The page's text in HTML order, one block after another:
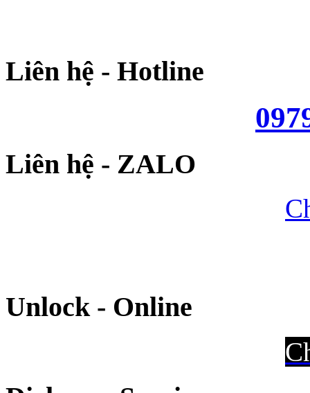
Liên hệ - Hotline
Liên hệ - ZALO
Unlock - Online